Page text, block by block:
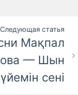
Следующая статья
Мақпал
— Шын
сені